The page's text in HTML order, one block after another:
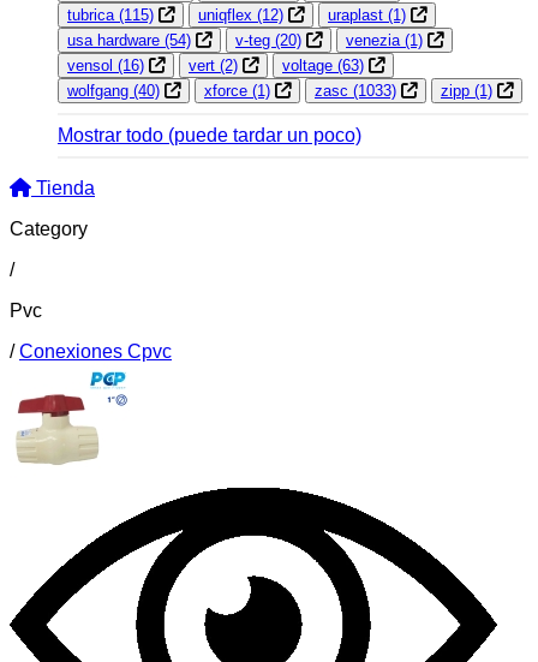
tubrica (115) uniqflex (12) uraplast (1)
usa hardware (54) v-teg (20) venezia (1)
vensol (16) vert (2) voltage (63)
wolfgang (40) xforce (1) zasc (1033) zipp (1)
Mostrar todo (puede tardar un poco)
Tienda
Category
/
Pvc
/ Conexiones Cpvc